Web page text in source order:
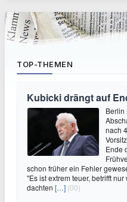
TOP-THEMEN
Kubicki drängt auf
Berlin
nach
Ende
schon früher ein Fehler
"Es ist extrem teuer, betrifft
dachten […] (00)